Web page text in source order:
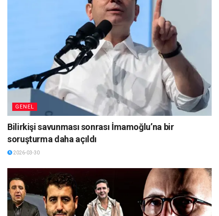
GENEL
Bilirkişi savunması sonrası İmamoğlu’na bir
soruşturma daha açıldı
2026-03-30